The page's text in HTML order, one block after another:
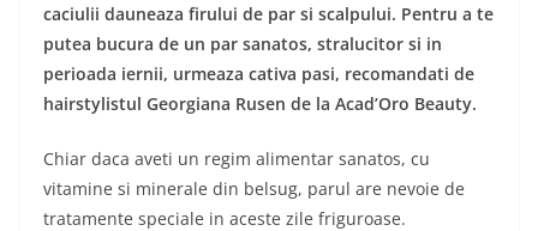
caciulii dauneaza firului de par si scalpului. Pentru a te
putea bucura de un par sanatos, stralucitor si in
perioada iernii, urmeaza cativa pasi, recomandati de
hairstylistul Georgiana Rusen de la Acad’Oro Beauty.
Chiar daca aveti un regim alimentar sanatos, cu
vitamine si minerale din belsug, parul are nevoie de
tratamente speciale in aceste zile friguroase.